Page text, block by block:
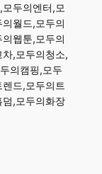
두의엔터,모
월드,모두의
웹툰,모두의
,모두의청소,
의캠핑,모두
드,모두의트
,모두의화장